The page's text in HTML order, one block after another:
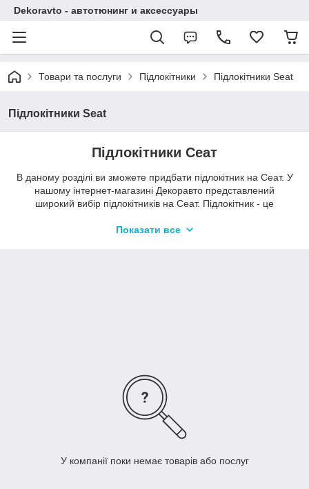
Dekoravto - автотюнинг и аксессуары
Товари та послуги Підлокітники Підлокітники Seat
Підлокітники Seat
Підлокітники Сеат
В даному розділі ви зможете придбати підлокітник на Сеат. У
нашому інтернет-магазині Декоравто представлений
широкий вибір підлокітників на Сеат. Підлокітник - це
інтер'єру Вашого автомобіля. Купити підлокітник на Сеат
Показати все
У компанії поки немає товарів або послуг